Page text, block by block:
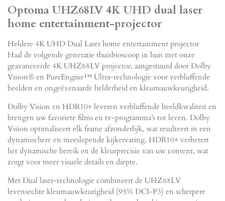
Optoma UHZ68LV 4K UHD dual laser
home entertainment-projector
Heldere 4K UHD Dual Laser home entertainment projector
Haal de volgende generatie thuisbioscoop in huis met onze
geavanceerde 4K UHZ68LV projector, aangestuurd door Dolby
Vision® en PureEngine™ Ultra-technologie voor verbluffende
beelden en ongeëvenaarde helderheid en kleurnauwkeurigheid.
Dolby Vision en HDR10+ leveren verbluffende beeldkwaliteit en
brengen uw favoriete films en tv-programma’s tot leven. Dolby
Vision optimaliseert elk frame afzonderlijk, wat resulteert in een
dynamischere en meeslepende kijkervaring. HDR10+ verbetert
het dynamische bereik en de kleurprecisie van uw content, wat
zorgt voor meer visuele details en diepte.
Met Dual laser-technologie combineert de UHZ68LV
levensechte kleurnauwkeurigheid (95% DCI-P3) en scherpere